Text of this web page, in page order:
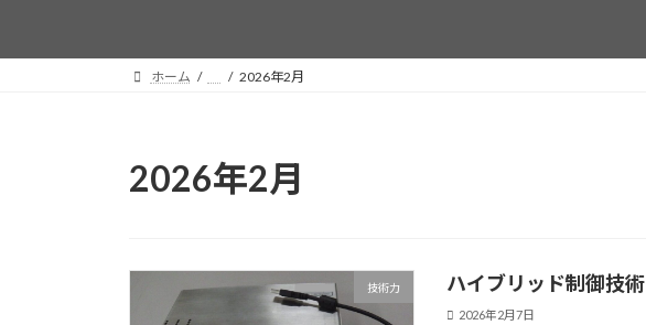
ホーム 2026年2月
2026年2月
技術力 ハイブリッド制御技術
2026年2月7日